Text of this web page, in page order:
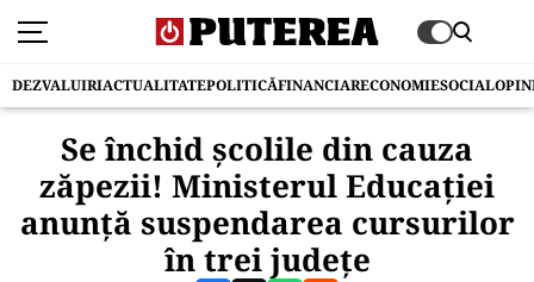
DEZVALUIRIACTUALITATEPOLITICĂFINANCIARECONOMIESOCIAL
Se închid școlile din cauza
zăpezii! Ministerul Educației
anunță suspendarea cursurilor
în trei județe